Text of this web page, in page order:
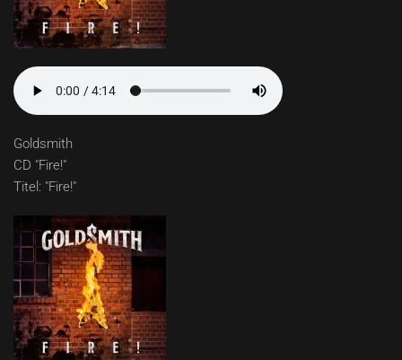
Goldsmith
CD "Fire!"
Titel: "Fire!"